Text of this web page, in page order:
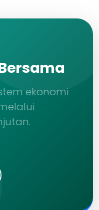
ekonomi